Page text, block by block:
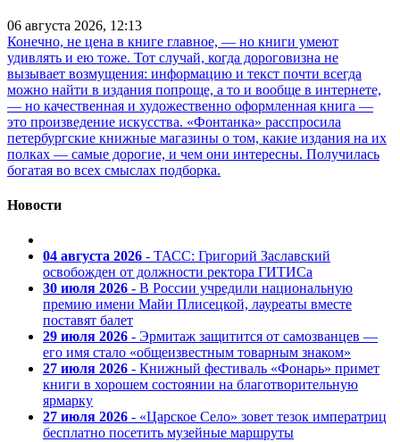
06 августа 2026, 12:13
Конечно, не цена в книге главное, — но книги умеют
удивлять и ею тоже. Тот случай, когда дороговизна не
вызывает возмущения: информацию и текст почти всегда
можно найти в издания попроще, а то и вообще в интернете,
— но качественная и художественно оформленная книга —
это произведение искусства. «Фонтанка» расспросила
петербургские книжные магазины о том, какие издания на их
полках — самые дорогие, и чем они интересны. Получилась
богатая во всех смыслах подборка.
Новости
04 августа 2026 - ТАСС: Григорий Заславский
освобожден от должности ректора ГИТИСа
30 июля 2026 - В России учредили национальную
премию имени Майи Плисецкой, лауреаты вместе
поставят балет
29 июля 2026 - Эрмитаж защитится от самозванцев —
его имя стало «общеизвестным товарным знаком»
27 июля 2026 - Книжный фестиваль «Фонарь» примет
книги в хорошем состоянии на благотворительную
ярмарку
27 июля 2026 - «Царское Село» зовет тезок императриц
бесплатно посетить музейные маршруты